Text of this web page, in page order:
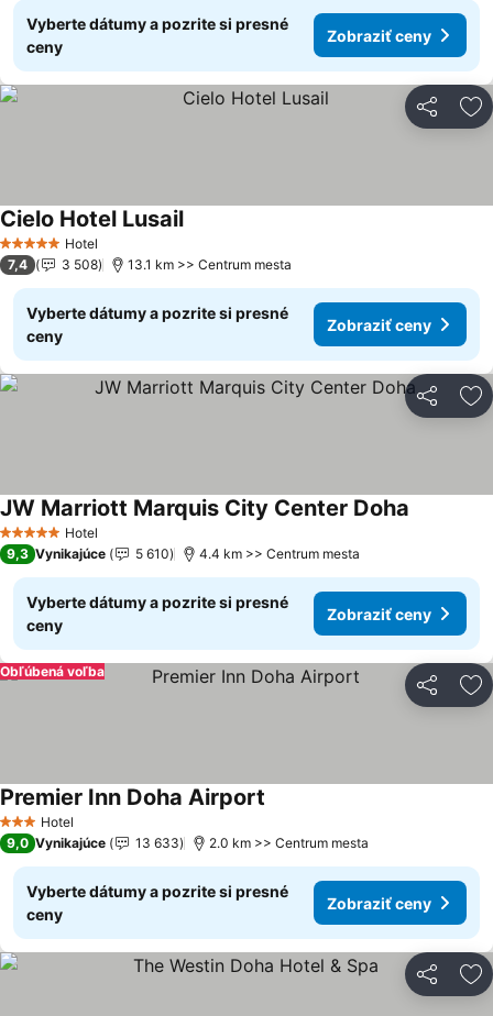
Vyberte dátumy a pozrite si presné
ceny
Zobraziť ceny
Zdieľať
5 Počet hviezdičiek
Hotel
Cielo Hotel Lusail
7,4 3 508 13.1 km >> Centrum mesta
Vyberte dátumy a pozrite si presné
ceny
Zobraziť ceny
Zdieľať
5 Počet hviezdičiek
Hotel
JW Marriott Marquis City Center Doha
9,3 Vynikajúce 5 610 4.4 km >> Centrum mesta
Vyberte dátumy a pozrite si presné
ceny
Zobraziť ceny
Zdieľať
Obľúbená voľba
3 Počet hviezdičiek
Hotel
Premier Inn Doha Airport
9,0 Vynikajúce 13 633 2.0 km >> Centrum mesta
Vyberte dátumy a pozrite si presné
ceny
Zobraziť ceny
Zdieľať